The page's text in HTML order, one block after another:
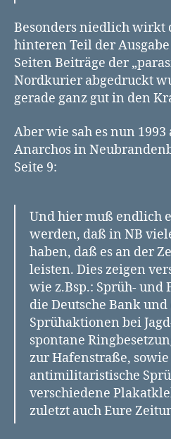
Besonders niedlich wirkt
hinteren Teil der
Seiten Beiträge der
Nordkurier abgedruckt
gerade ganz gut in den
Aber wie sah es nun
Anarchos in
Seite 9:
Und hier muß endlich
werden, daß in NB
haben, daß es an der
leisten. Dies zeigen
wie z.Bsp.: Sprüh- und
die Deutsche Bank
Sprühaktionen bei
spontane
zur Hafenstraße,
antimilitaristische
verschiedene
zuletzt auch Eure